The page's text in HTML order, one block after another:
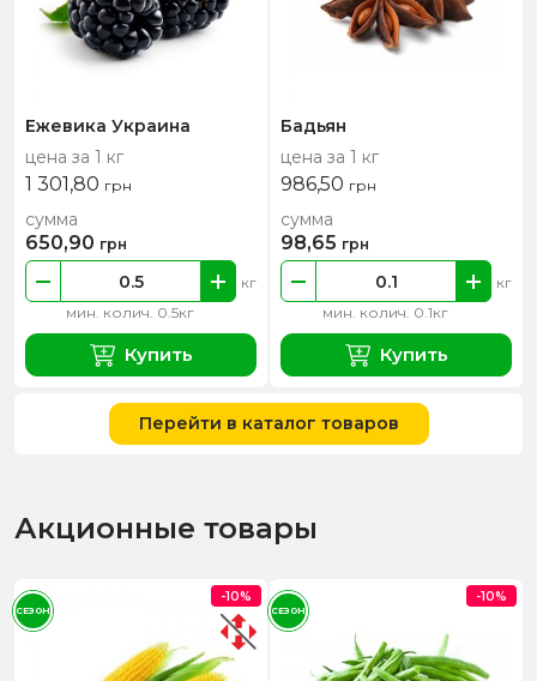
Ежевика Украина
цена за 1 кг
1 301,80 грн
мин. колич. 0.5кг
кг
сумма
650,90 грн
Купить
Бадьян
цена за 1 кг
986,50 грн
мин. колич. 0.1кг
кг
сумма
98,65 грн
Купить
Перейти в каталог товаров
Акционные товары
-10%
СЕЗОН
-10%
СЕЗОН